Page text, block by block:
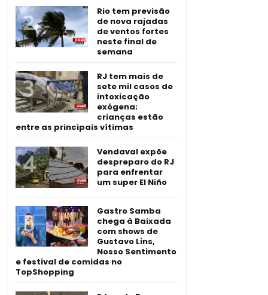
Rio tem previsão
de nova rajadas
de ventos fortes
neste final de
semana
RJ tem mais de
sete mil casos de
intoxicação
exógena;
crianças estão
entre as principais vítimas
Vendaval expõe
despreparo do RJ
para enfrentar
um super El Niño
Gastro Samba
chega à Baixada
com shows de
Gustavo Lins,
Nosso Sentimento
e festival de comidas no
TopShopping